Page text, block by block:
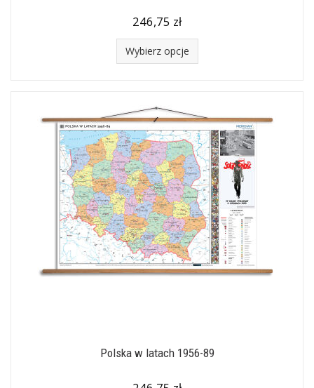
246,75 zł
Wybierz opcje
Polska w latach 1956-89